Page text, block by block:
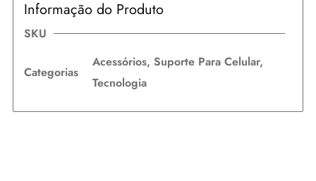
Informação do Produto
SKU
Categorias
Acessórios, Suporte Para Celular,
Tecnologia